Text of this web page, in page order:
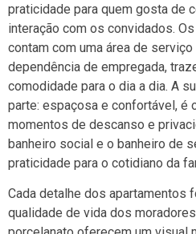
praticidade para quem gosta de
interação com os convidados.
contam com uma área de
dependência de empregada,
comodidade para o dia a dia. A
parte: espaçosa e confortável, é
momentos de descanso e
banheiro social e o banheiro de
praticidade para o cotidiano da
Cada detalhe dos apartamentos
qualidade de vida dos